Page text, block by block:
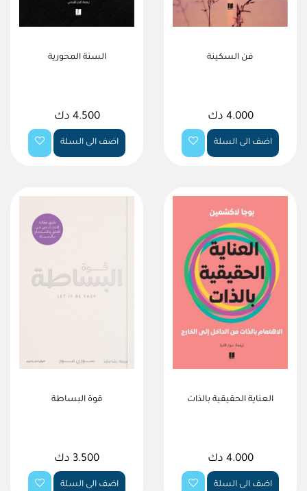
فن السكينة
4.000 دك
اضف الى السلة
السنة المحورية
4.500 دك
اضف الى السلة
العناية الحقيقية بالذات
4.000 دك
اضف الى السلة
قوة البساطة
3.500 دك
اضف الى السلة